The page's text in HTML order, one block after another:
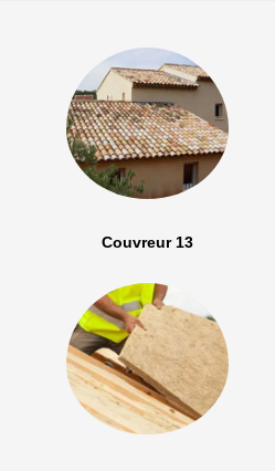
Couvreur 13